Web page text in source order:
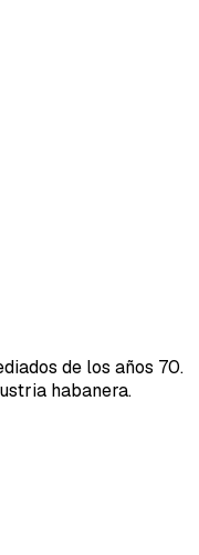
de los años 70.
habanera.